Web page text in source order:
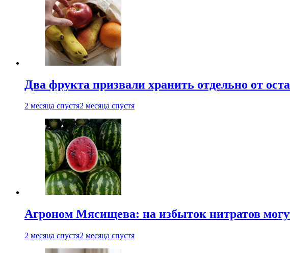
Два фрукта призвали хранить отдельно от
2 месяца спустя2 месяца спустя
Агроном Мясищева: на избыток нитратов
2 месяца спустя2 месяца спустя